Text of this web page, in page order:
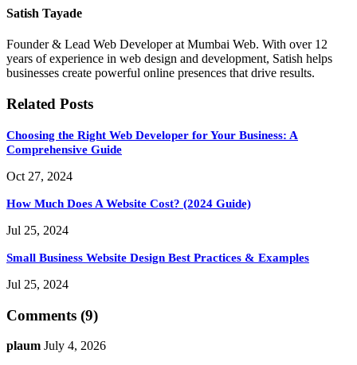
Satish Tayade
Founder & Lead Web Developer at Mumbai Web. With over 12
years of experience in web design and development, Satish helps
businesses create powerful online presences that drive results.
Related Posts
Choosing the Right Web Developer for Your Business: A
Comprehensive Guide
Oct 27, 2024
How Much Does A Website Cost? (2024 Guide)
Jul 25, 2024
Small Business Website Design Best Practices & Examples
Jul 25, 2024
Comments (9)
plaum July 4, 2026